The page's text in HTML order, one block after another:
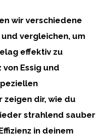
wir verschiedene
vergleichen, um
effektiv zu
Essig und
zeigen dir, wie du
strahlend sauber
in deinem